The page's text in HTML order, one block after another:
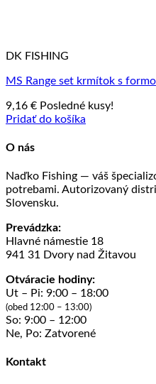
DK FISHING
MS Range set krmítok s
9,16 € Posledné kusy!
Pridať do košíka
O nás
Naďko Fishing — váš
potrebami. Autorizovaný
Slovensku.
Prevádzka:
Hlavné námestie 18
941 31 Dvory nad Žitavou
Otváracie hodiny:
Ut – Pi: 9:00 – 18:00
(obed 12:00 – 13:00)
So: 9:00 – 12:00
Ne, Po: Zatvorené
Kontakt